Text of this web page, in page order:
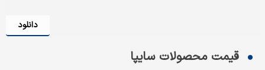
دانلود
قیمت محصولات سایپا